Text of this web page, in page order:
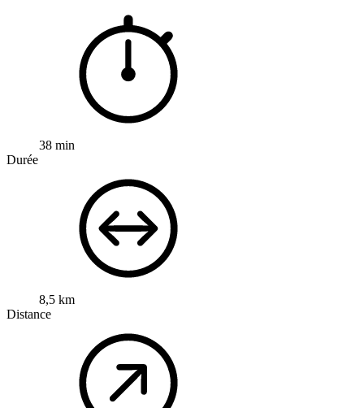
38 min
Durée
8,5 km
Distance